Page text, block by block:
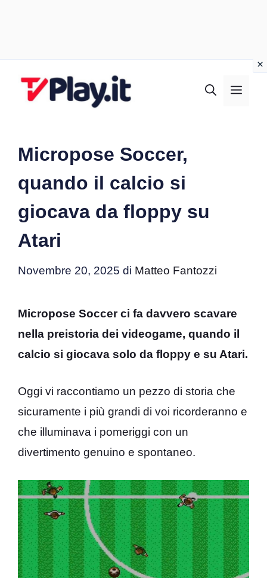
Micropose Soccer,
quando il calcio si
giocava da floppy su
Atari
Novembre 20, 2025 di Matteo Fantozzi
Micropose Soccer ci fa davvero scavare
nella preistoria dei videogame, quando il
calcio si giocava solo da floppy e su Atari.
Oggi vi raccontiamo un pezzo di storia che
sicuramente i più grandi di voi ricorderanno e
che illuminava i pomeriggi con un
divertimento genuino e spontaneo.